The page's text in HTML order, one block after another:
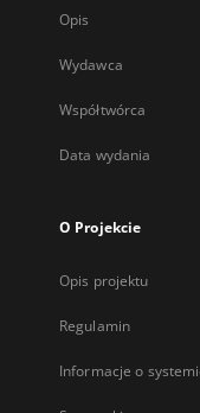
Opis
Wydawca
Współtwórca
Data wydania
O Projekcie
Opis projektu
Regulamin
Informacje o